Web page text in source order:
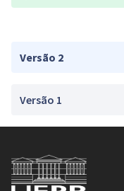
Versão 2
Versão 1